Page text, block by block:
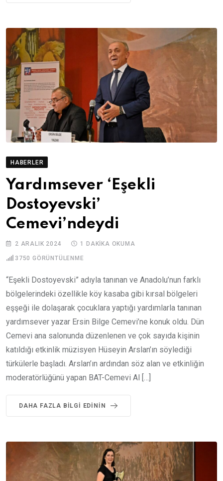
HABERLER
Yardımsever ‘Eşekli
Dostoyevski’
Cemevi’ndeydi
2 ARALIK 2024 1 DAKIKA OKUMA
3750 GÖRÜNTÜLENME
“Eşekli Dostoyevski” adıyla tanınan ve Anadolu’nun farklı
bölgelerindeki özellikle köy kasaba gibi kırsal bölgeleri
eşşeği ile dolaşarak çocuklara yaptığı yardımlarla tanınan
yardımsever yazar Ersin Bilge Cemevi’ne konuk oldu. Dün
Cemevi ana salonunda düzenlenen ve çok sayıda kişinin
katıldığı etkinlik müzisyen Hüseyin Arslan’ın söylediği
türkülerle başladı. Arslan’ın ardından söz alan ve etkinliğin
moderatörlüğünü yapan BAT-Cemevi Al […]
DAHA FAZLA BILGI EDININ